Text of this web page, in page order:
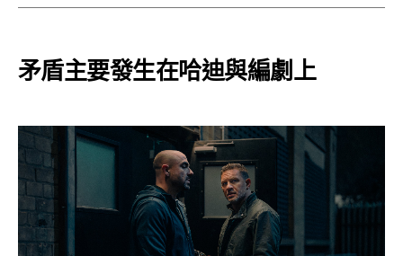
矛盾主要發生在哈迪與編劇上